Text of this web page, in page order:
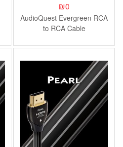
₪0
AudioQuest Evergreen RCA
to RCA Cable